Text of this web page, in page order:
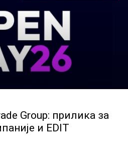
Group: прилика за
и EDIT